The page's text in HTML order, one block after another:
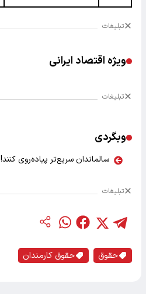
تبلیغات
ویژه اقتصاد ایرانی
تبلیغات
وبگردی
سالماندان سریع‌تر پیاده‌روی کنند!
تبلیغات
حقوق حقوق کارمندان